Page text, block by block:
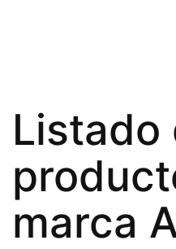
Listado
marca